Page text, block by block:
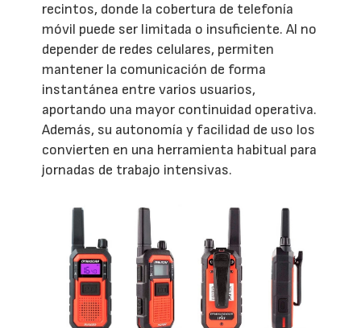
recintos, donde la cobertura de telefonía
móvil puede ser limitada o insuficiente. Al no
depender de redes celulares, permiten
mantener la comunicación de forma
instantánea entre varios usuarios,
aportando una mayor continuidad operativa.
Además, su autonomía y facilidad de uso los
convierten en una herramienta habitual para
jornadas de trabajo intensivas.